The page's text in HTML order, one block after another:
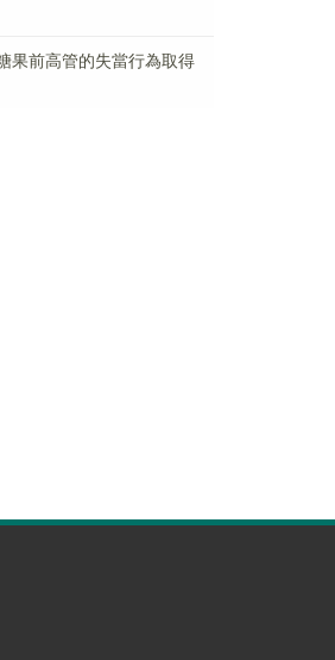
果前高管的失當行為取得